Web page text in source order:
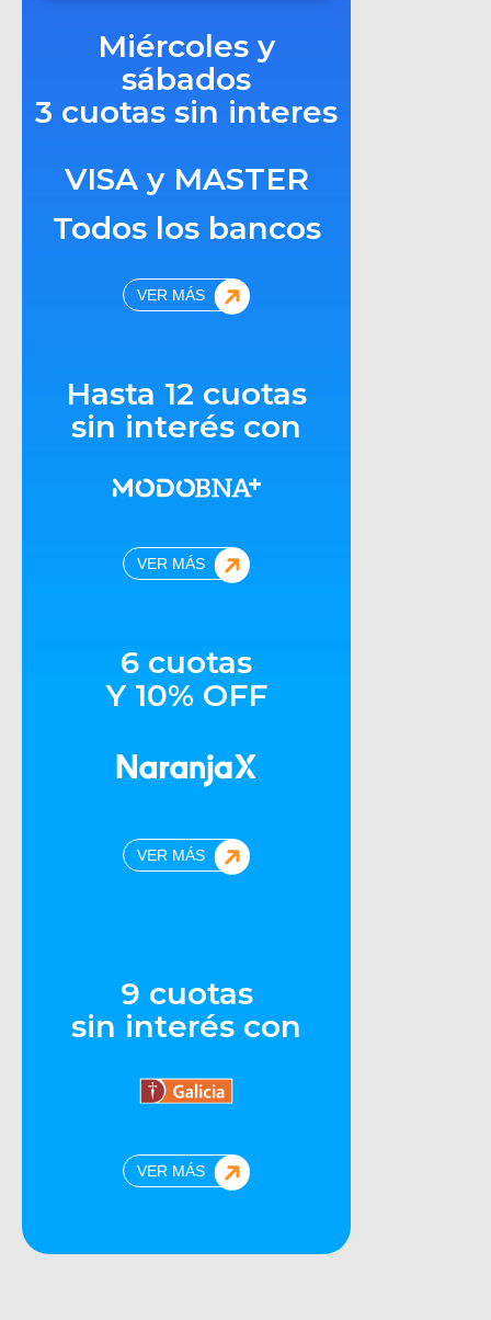
Miércoles y
sábados
3 cuotas sin interes
VISA y MASTER
Todos los bancos
VER MÁS
Hasta 12 cuotas
sin interés con
VER MÁS
6 cuotas
Y 10% OFF
VER MÁS
9 cuotas
sin interés con
VER MÁS